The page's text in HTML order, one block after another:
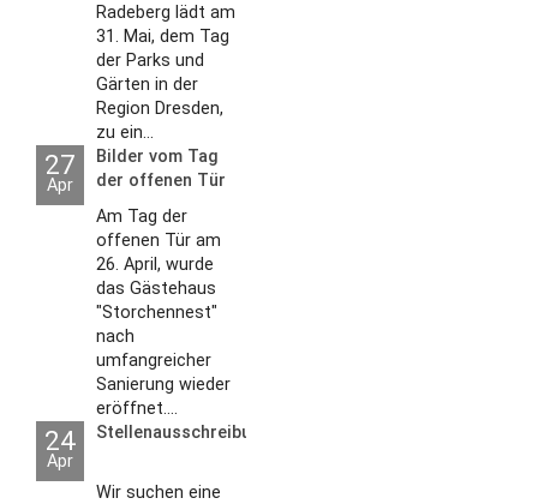
Radeberg lädt am
31. Mai, dem Tag
der Parks und
Gärten in der
Region Dresden,
zu ein...
27
Apr
Bilder vom Tag
der offenen Tür
2026
Am Tag der
offenen Tür am
26. April, wurde
das Gästehaus
"Storchennest"
nach
umfangreicher
Sanierung wieder
eröffnet....
24
Apr
Stellenausschreibungen
Wir suchen eine